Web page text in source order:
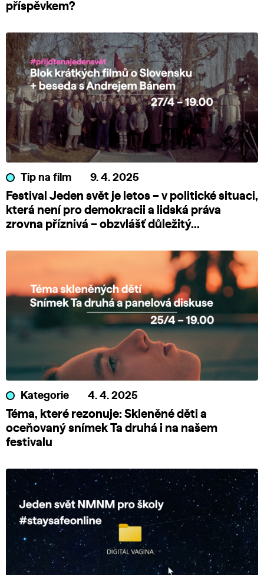
příspěvkem?
Tip na film 9. 4. 2025
Festival Jeden svět je letos – v politické situaci,
která není pro demokracii a lidská práva
zrovna příznivá – obzvlášť důležitý...
Kategorie 4. 4. 2025
Téma, které rezonuje: Skleněné děti a
oceňovaný snímek Ta druhá i na našem
festivalu